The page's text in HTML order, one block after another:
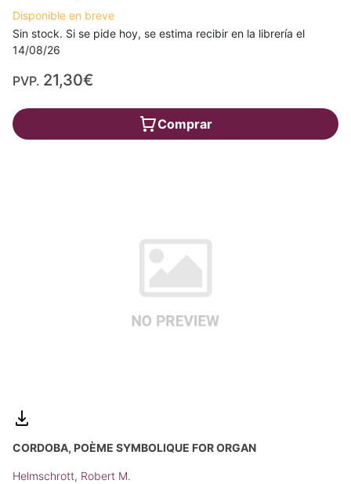
Disponible en breve
Sin stock. Si se pide hoy, se estima recibir en la librería el
14/08/26
PVP. 21,30€
Comprar
CORDOBA, POÈME SYMBOLIQUE FOR ORGAN
Helmschrott, Robert M.